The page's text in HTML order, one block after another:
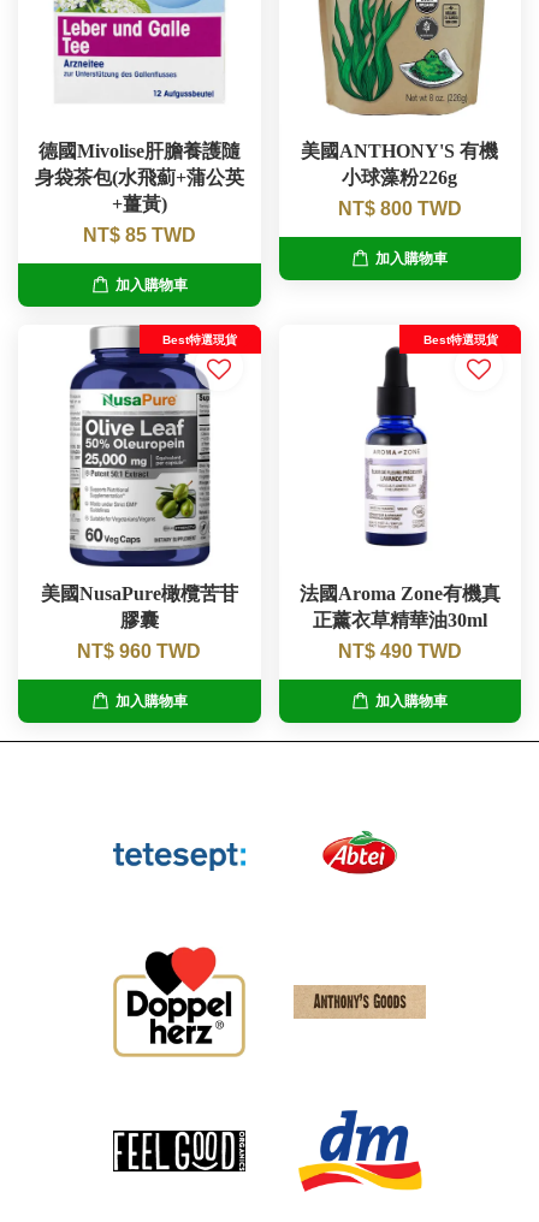
德國Mivolise肝膽養護隨
身袋茶包(水飛薊+蒲公英
+薑黃)
NT$ 85 TWD
加入購物車
美國ANTHONY'S 有機
小球藻粉226g
NT$ 800 TWD
加入購物車
Best特選現貨
美國NusaPure橄欖苦苷
膠囊
NT$ 960 TWD
加入購物車
Best特選現貨
法國Aroma Zone有機真
正薰衣草精華油30ml
NT$ 490 TWD
加入購物車